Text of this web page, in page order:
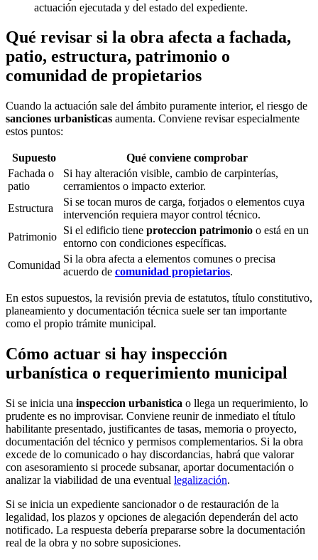
actuación ejecutada y del estado del expediente.
Qué revisar si la obra afecta a fachada,
patio, estructura, patrimonio o
comunidad de propietarios
Cuando la actuación sale del ámbito puramente interior, el riesgo de
sanciones urbanisticas aumenta. Conviene revisar especialmente
estos puntos:
Supuesto
Qué conviene comprobar
Fachada o
patio
Si hay alteración visible, cambio de carpinterías,
cerramientos o impacto exterior.
Estructura
Si se tocan muros de carga, forjados o elementos cuya
intervención requiera mayor control técnico.
Patrimonio
Si el edificio tiene proteccion patrimonio o está en un
entorno con condiciones específicas.
Comunidad
Si la obra afecta a elementos comunes o precisa
acuerdo de comunidad propietarios.
En estos supuestos, la revisión previa de estatutos, título constitutivo,
planeamiento y documentación técnica suele ser tan importante
como el propio trámite municipal.
Cómo actuar si hay inspección
urbanística o requerimiento municipal
Si se inicia una inspeccion urbanistica o llega un requerimiento, lo
prudente es no improvisar. Conviene reunir de inmediato el título
habilitante presentado, justificantes de tasas, memoria o proyecto,
documentación del técnico y permisos complementarios. Si la obra
excede de lo comunicado o hay discordancias, habrá que valorar
con asesoramiento si procede subsanar, aportar documentación o
analizar la viabilidad de una eventual legalización.
Si se inicia un expediente sancionador o de restauración de la
legalidad, los plazos y opciones de alegación dependerán del acto
notificado. La respuesta debería prepararse sobre la documentación
real de la obra y no sobre suposiciones.